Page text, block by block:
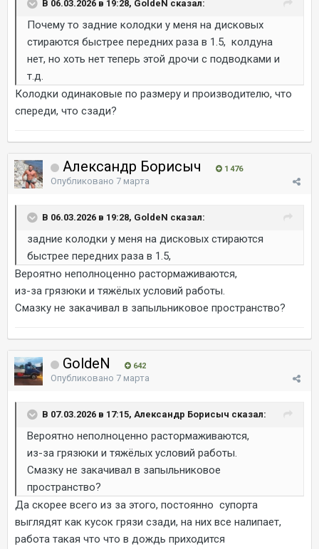
В 06.03.2026 в 19:28, GoldeN сказал:
Почему то задние колодки у меня на дисковых
стираются быстрее передних раза в 1.5, колдуна
нет, но хоть нет теперь этой дрочи с подводками и
т.д.
Колодки одинаковые по размеру и производителю, что
спереди, что сзади?
Александр Борисыч 1 476
Опубликовано 7 марта
В 06.03.2026 в 19:28, GoldeN сказал:
задние колодки у меня на дисковых стираются
быстрее передних раза в 1.5,
Вероятно неполноценно растормаживаются,
из-за грязюки и тяжёлых условий работы.
Смазку не закачивал в запыльниковое пространство?
GoldeN 642
Опубликовано 7 марта
В 07.03.2026 в 17:15, Александр Борисыч сказал:
Вероятно неполноценно растормаживаются,
из-за грязюки и тяжёлых условий работы.
Смазку не закачивал в запыльниковое
пространство?
Да скорее всего из за этого, постоянно супорта
выглядят как кусок грязи сзади, на них все налипает,
работа такая что что в дождь приходится